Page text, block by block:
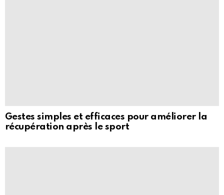
Gestes simples et efficaces pour améliorer la
récupération après le sport